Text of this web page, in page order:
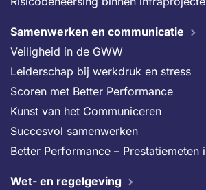
Samenwerken en communicatie
Veiligheid in de GWW
Leiderschap bij werkdruk en stress
Scoren met Better Performance
Kunst van het Communiceren
Succesvol samenwerken
Better Performance – Prestatiemeten
Wet- en regelgeving